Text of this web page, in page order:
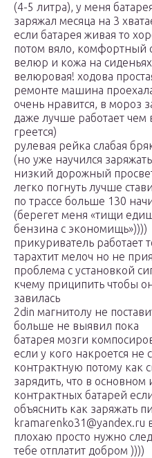
(4-5 литра), у меня
заряжал месяца на 3
если батарея живая то
потом вяло, комфортный
велюр и кожа на
велюровая! ходова
ремонте машина
очень нравится, в мороз
даже лучше работает
греется)
рулевая рейка слабая
(но уже научился
низкий дорожный
легко погнуть лучше
по трассе больше 130
(берегет меня «тищи
бензина с экономищь»))))
прикуриватель работает
тарахтит мелоч но не
проблема с установкой
кчему приципить чтобы
завилась
2din магнитолу не
больше не выявил пока
батарея мозги
если у кого накроется не
контрактную потому как
зарядить, что в
контрактных батарей
объяснить как заряжать
плохаю просто нужно
тебе отплатит добром ))))